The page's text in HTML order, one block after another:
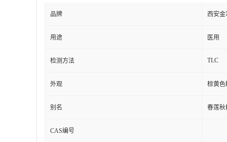
品牌 西安
用途 医用
检测方法 TLC
外观 棕黄色
别名 春莲秋
CAS编号